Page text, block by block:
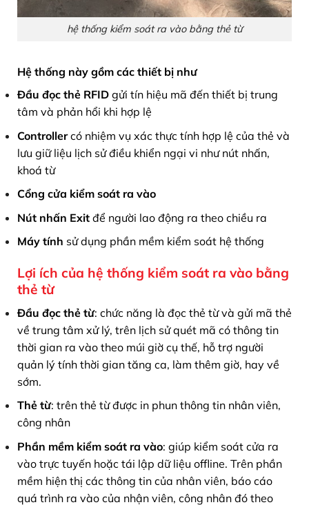
hệ thống kiểm soát ra vào bằng thẻ từ
Hệ thống này gồm các thiết bị như
Đầu đọc thẻ RFID gửi tín hiệu mã đến thiết bị trung
tâm và phản hổi khi hợp lệ
Controllercó nhiệm vụ xác thực tính hợp lệ của thẻ và
lưu giữ liệu lịch sử điều khiển ngại vi như nút nhấn,
khoá từ
Cổng cửa kiểm soát ra vào
Nút nhấn Exit để người lao động ra theo chiều ra
Máy tính sử dụng phần mềm kiểm soát hệ thống
Lợi ích của hệ thống kiểm soát ra vào bằng
thẻ từ
Đầu đọc thẻ từ: chức năng là đọc thẻ từ và gửi mã thẻ
về trung tâm xử lý, trên lịch sử quét mã có thông tin
thời gian ra vào theo múi giờ cụ thế, hỗ trợ người
quản lý tính thời gian tăng ca, làm thêm giờ, hay về
sớm.
Thẻ từ: trên thẻ từ được in phun thông tin nhân viên,
công nhân
Phần mềm kiểm soát ra vào: giúp kiểm soát cửa ra
vào trực tuyến hoặc tái lập dữ liệu offline. Trên phần
mềm hiện thị các thông tin của nhân viên, báo cáo
quá trình ra vào của nhận viên, công nhân đó theo